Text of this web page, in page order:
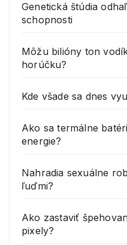
Genetická štúdia
schopnosti
Môžu bilióny ton
horúčku?
Kde všade sa dnes
Ako sa termálne
energie?
Nahradia sexuálne
ľuďmi?
Ako zastaviť
pixely?